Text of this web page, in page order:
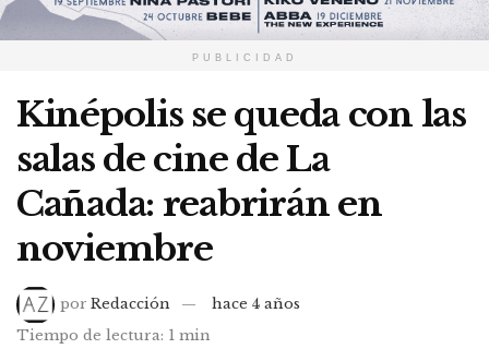
PUBLICIDAD
Kinépolis se queda con las
salas de cine de La
Cañada: reabrirán en
noviembre
por Redacción
hace 4 años
Tiempo de lectura: 1 min